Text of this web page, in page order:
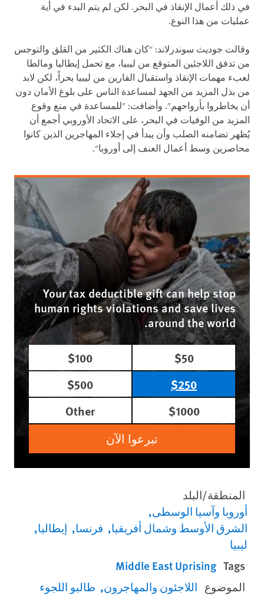
في ذلك أعمال الإنقاذ في البحر. لكن لم يتم البدء في أية
عمليات من هذا النوع.
وقالت جوديث سوندرلاند: "كان هناك الكثير من القلق والتوجس
من تدفق اللاجئين المتوقع من ليبيا، مع تحمل إيطاليا ومالطا
لعبء مهمات الإنقاذ واستقبال الفارين من ليبيا بحراً، لكن لابد
من بذل المزيد من الجهد لمساعدة الناس على بلوغ الأمان دون
أن يخاطروا بأرواحهم". وأضافت: "للمساعدة في منع وقوع
المزيد من الوفيات في البحر، على الاتحاد الأوروبي أجمع أن
يُظهر تضامنه الصلب وأن يبدأ في إجلاء المهاجرين الذين كانوا
محاصرين وسط أعمال العنف إلى أوروبا".
Your tax deductible gift can help stop
human rights violations and save lives
around the world.
$50
$100
$250
$500
$1000
Other
تبرعوا الآن
المنطقة/البلد
أوروبا وآسيا الوسطى
الشرق الأوسط وشمال أفريقيا فرنسا إيطاليا
ليبيا
Tags
Middle East Uprising
الموضوع اللاجئون والمهاجرون طالبو اللجوء